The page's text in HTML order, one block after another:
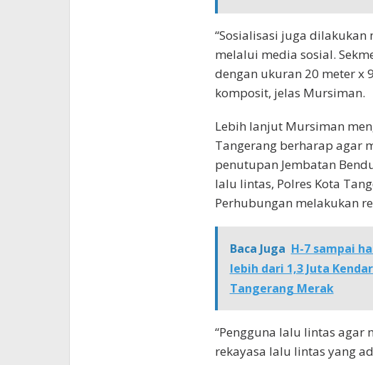
“Sosialisasi juga
melalui media sosial.
dengan ukuran 20 meter x
komposit, jelas Mursiman.
Lebih lanjut Mursiman
Tangerang berharap agar
penutupan Jembatan
lalu lintas, Polres Kota
Perhubungan melakukan
Baca Juga H-7 sampai
lebih dari 1,3 Juta
Tangerang Merak
“Pengguna lalu lintas
rekayasa lalu lintas yang